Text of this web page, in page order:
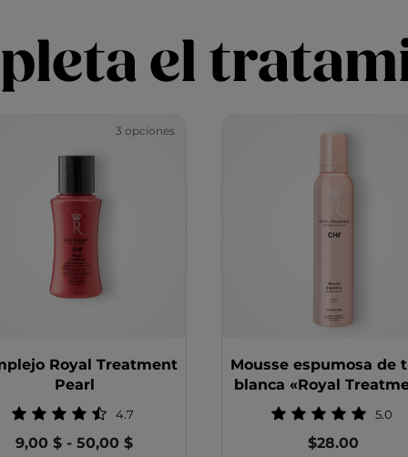
el
3 opciones
Royal Treatment
Pearl
4.7
9,00 $ -50,00 $
Mousse espumosa de
blanca «Royal
5.0
$28.00